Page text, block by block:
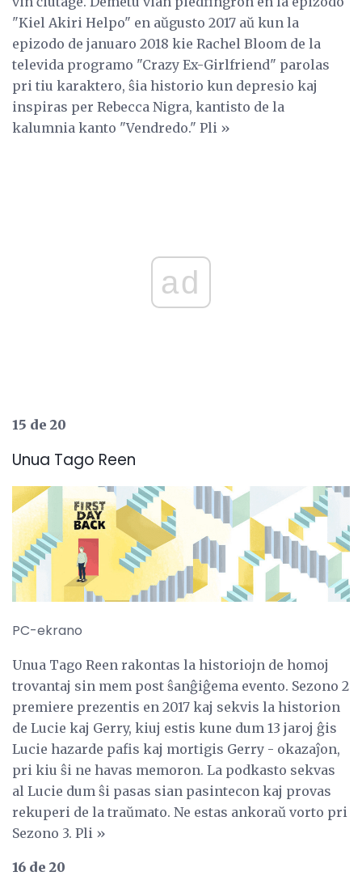
"Kiel Akiri Helpo" en aŭgusto 2017 aŭ kun la
epizodo de januaro 2018 kie Rachel Bloom de la
televida programo "Crazy Ex-Girlfriend" parolas
pri tiu karaktero, ŝia historio kun depresio kaj
inspiras per Rebecca Nigra, kantisto de la
kalumnia kanto "Vendredo." Pli »
ad
15 de 20
Unua Tago Reen
PC-ekrano
Unua Tago Reen rakontas la historiojn de homoj
trovantaj sin mem post ŝanĝiĝema evento. Sezono 2
premiere prezentis en 2017 kaj sekvis la historion
de Lucie kaj Gerry, kiuj estis kune dum 13 jaroj ĝis
Lucie hazarde pafis kaj mortigis Gerry - okazaĵon,
pri kiu ŝi ne havas memoron. La podkasto sekvas
al Lucie dum ŝi pasas sian pasintecon kaj provas
rekuperi de la traŭmato. Ne estas ankoraŭ vorto pri
Sezono 3. Pli »
16 de 20